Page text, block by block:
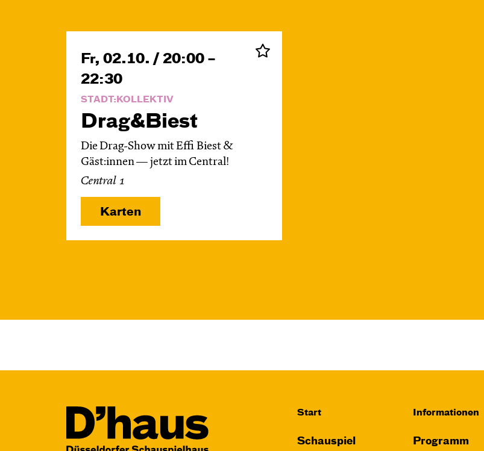
Fr, 02.10. / 20:00 –
22:30
STADT:KOLLEKTIV
Drag&Biest
Die Drag-Show mit Effi Biest &
Gäst:innen — jetzt im Central!
Central 1
Karten
Start
Schauspiel
Informationen
Programm